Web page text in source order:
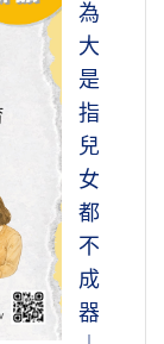
為
大
是
指
兒
女
都
不
成
器